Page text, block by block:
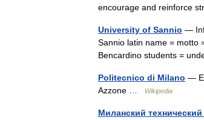
encourage and reinforce
University of Sannio —
Sannio latin name = motto
Bencardino students =
Politecnico di Milano —
Azzone …
Wikipedia
Миланский